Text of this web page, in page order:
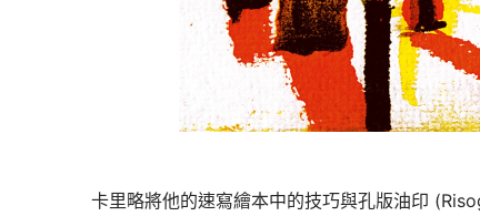
卡里略將他的速寫繪本中的技巧與孔版油印